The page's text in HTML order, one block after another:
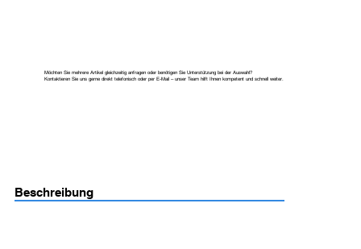
Möchten Sie mehrere Artikel gleichzeitig anfragen oder benötigen Sie Unterstützung bei der Auswahl?
Kontaktieren Sie uns gerne direkt telefonisch oder per E-Mail – unser Team hilft Ihnen kompetent und schnell weiter.
Beschreibung